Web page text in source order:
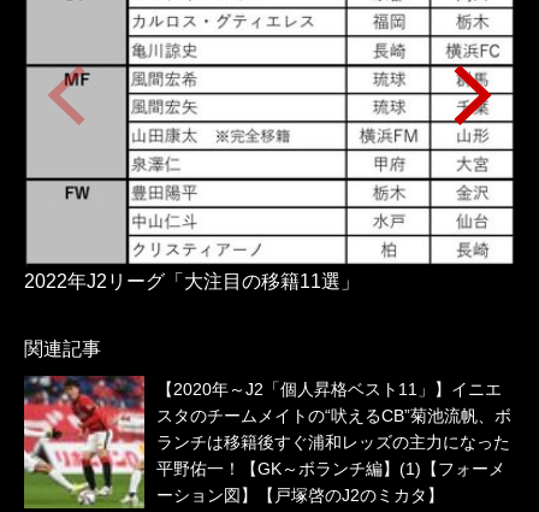
2022年J2リーグ「大注目の移籍11選」
関連記事
【2020年～J2「個人昇格ベスト11」】イニエ
スタのチームメイトの“吠えるCB”菊池流帆、ボ
ランチは移籍後すぐ浦和レッズの主力になった
平野佑一！【GK～ボランチ編】(1)【フォーメ
ーション図】【戸塚啓のJ2のミカタ】